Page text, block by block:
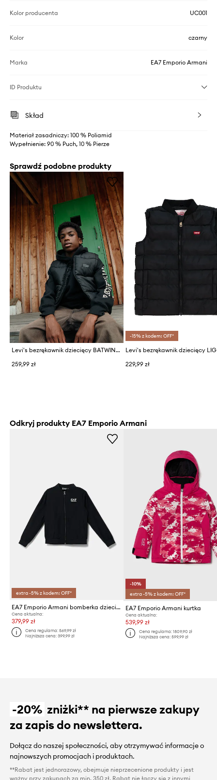
Kolor producenta UC001
Kolor czarny
Marka EA7 Emporio Armani
ID Produktu
Skład
Materiał zasadniczy: 100 % Poliamid
Wypełnienie: 90 % Puch, 10 % Pierze
Sprawdź podobne produkty
Levi's bezrękawnik dziecięcy BATWING EMB PUFFER VEST
259,99 zł
-15% z kodem: OFF*
229,99 zł
Odkryj produkty EA7 Emporio Armani
extra -5% z kodem: OFF*
EA7 Emporio Armani bomberka dziecięca
Cena aktualna:
379,99 zł
Cena regularna:569,99 zł
Najniższa cena:399,99 zł
-10%
extra -5% z kodem: OFF*
EA7 Emporio Armani kurtka
Cena aktualna:
539,99 zł
Cena regularna: 1809,90 zł
Najniższa cena: 599,99 zł
-20% zniżki** na pierwsze zakupy
za zapis do newslettera.
Dołącz do naszej społeczności, aby otrzymywać informacje o
najnowszych promocjach i produktach.
**Rabat jest jednorazowy, obejmuje nieprzecenione produkty i jest
ważny przy zakupach za min. 350 zł. Rabat nie łączy się z innymi